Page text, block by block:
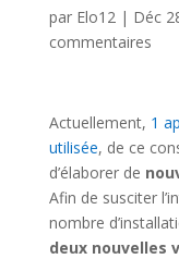
par Elo12| Déc
commentaires
Actuellement, 1
utilisée, de ce
d’élaborer de
Afin de susciter
nombre
deux nouvelles